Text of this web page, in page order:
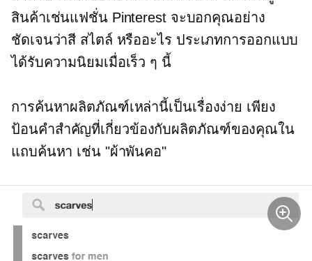
สินค้าเช่นแฟชั่น Pinterest จะบอกคุณอย่าง
ชัดเจนว่าสี สไตล์ หรืออะไร ประเภทการออกแบบ
ได้รับความนิยมเมื่อเร็ว ๆ นี้
การค้นหาผลิตภัณฑ์เหล่านี้เป็นเรื่องง่าย เพียง
ป้อนคำสำคัญที่เกี่ยวข้องกับผลิตภัณฑ์ของคุณใน
แถบค้นหา เช่น "ผ้าพันคอ"